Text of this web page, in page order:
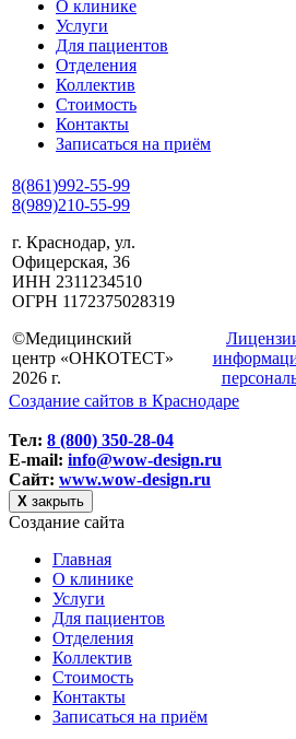
О клинике
Услуги
Для пациентов
Отделения
Коллектив
Стоимость
Контакты
Записаться на приём
8(861)992-55-99
8(989)210-55-99
г. Краснодар, ул.
Офицерская, 36
ИНН 2311234510
ОГРН 1172375028319
©Медицинский
центр «ОНКОТЕСТ»
2026 г.
Создание сайтов в Краснодаре
Тел: 8 (800) 350-28-04
E-mail: info@wow-design.ru
Сайт: www.wow-design.ru
Х закрыть
Создание сайта
Главная
О клинике
Услуги
Для пациентов
Отделения
Коллектив
Стоимость
Контакты
Записаться на приём